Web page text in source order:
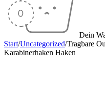
Dein
Start/Uncategorized/Tragbare
Karabinerhaken Haken